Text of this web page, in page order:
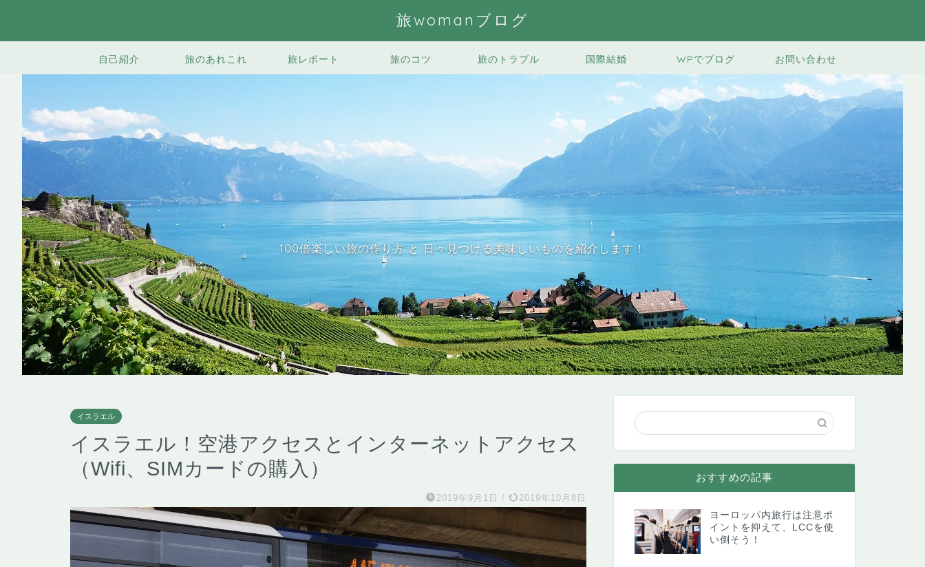
旅womanブログ
自己紹介 旅のあれこれ 旅レポート 旅のコツ 旅のトラブル 国際結婚 WPでブログ お問い合わせ
100倍楽しい旅の作り方 と 日々見つける美味しいものを紹介します！
イスラエル
イスラエル！空港アクセスとインターネットアクセス
（Wifi、SIMカードの購入）
2019年9月1日 / 2019年10月8日
おすすめの記事
ヨーロッパ内旅行は注意ポ
イントを抑えて、LCCを使
い倒そう！